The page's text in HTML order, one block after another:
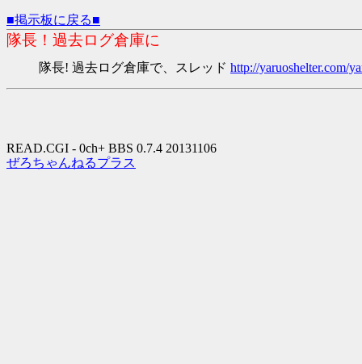
■掲示板に戻る■
隊長！過去ログ倉庫に
隊長! 過去ログ倉庫で、スレッド http://yaruoshelter.com/
READ.CGI - 0ch+ BBS 0.7.4 20131106
ぜろちゃんねるプラス